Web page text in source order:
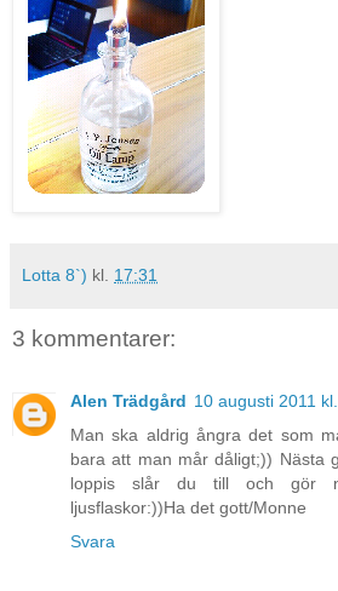
Lotta 8`) kl. 17:31
3 kommentarer:
Alen Trädgård 10 augusti 2011
Man ska aldrig ångra det som
bara att man mår dåligt;)) Nästa
loppis slår du till och gör
ljusflaskor:))Ha det gott/Monne
Svara